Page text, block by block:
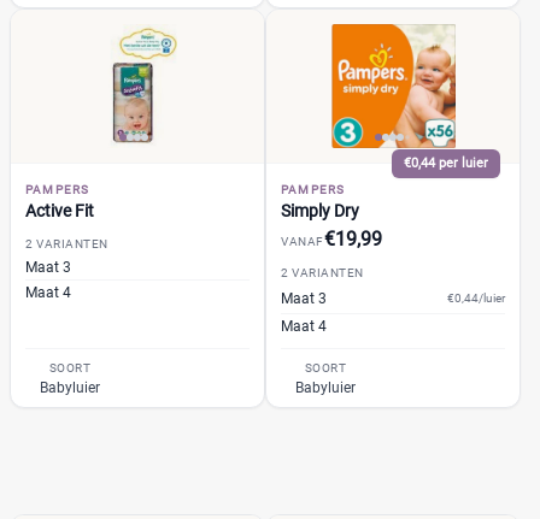
Drogist
Kruidvat
Trekpleister (7)
Aldi
PAMPERS
Active Fit
2 VARIANTEN
Maat 3
Maat 4
SOORT
Babyluier
€0,44 per luier
PAMPERS
Simply Dry
VANAF€19,99
2 VARIANTEN
Maat 3 €0,44/luier
Maat 4
SOORT
Babyluier